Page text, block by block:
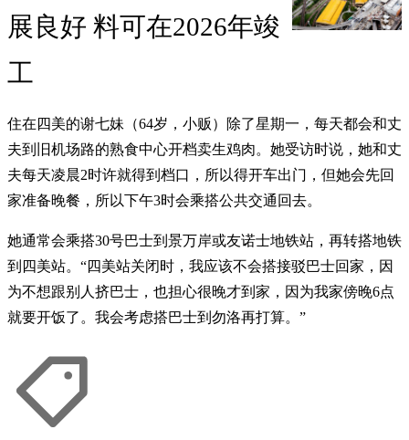
展良好 料可在2026年竣
工
住在四美的谢七妹（64岁，小贩）除了星期一，每天都会和丈
夫到旧机场路的熟食中心开档卖生鸡肉。她受访时说，她和丈
夫每天凌晨2时许就得到档口，所以得开车出门，但她会先回
家准备晚餐，所以下午3时会乘搭公共交通回去。
她通常会乘搭30号巴士到景万岸或友诺士地铁站，再转搭地铁
到四美站。“四美站关闭时，我应该不会搭接驳巴士回家，因
为不想跟别人挤巴士，也担心很晚才到家，因为我家傍晚6点
就要开饭了。我会考虑搭巴士到勿洛再打算。”